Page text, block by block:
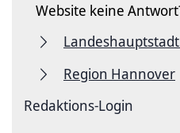
Website keine
Region Hannover
Redaktions-Login